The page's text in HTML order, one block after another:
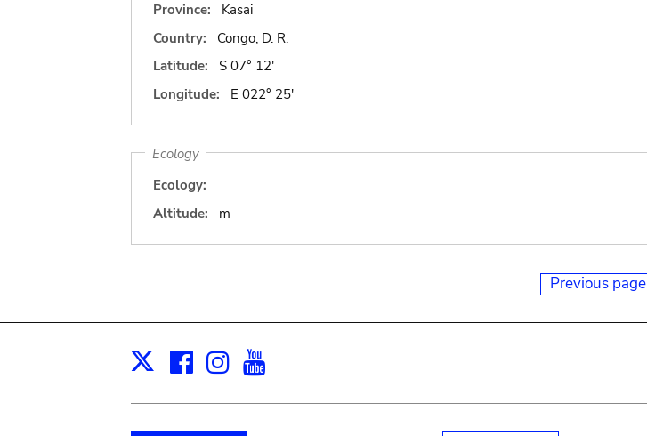
Province:
Kasai
Country:
Congo, D. R.
Latitude:
S 07° 12'
Longitude:
E 022° 25'
Ecology
Ecology:
Altitude:
m
Previous page
X Facebook
Instagram